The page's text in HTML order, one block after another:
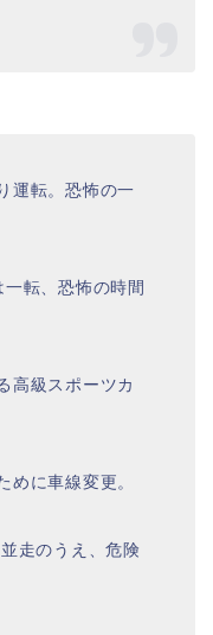
運転。恐怖の一
転、恐怖の時間
高級スポーツカ
めに車線変更。
走のうえ、危険